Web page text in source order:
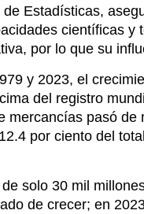
Estadísticas,
científicas
por lo que su
y 2023, el
del registro
mercancías pasó
por ciento del
solo 30 mil
de crecer; en